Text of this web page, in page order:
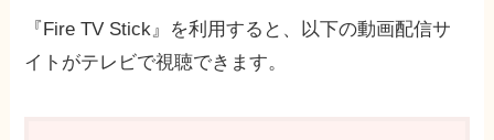
『Fire TV Stick』を利用すると、以下の動画配信サ
イトがテレビで視聴できます。